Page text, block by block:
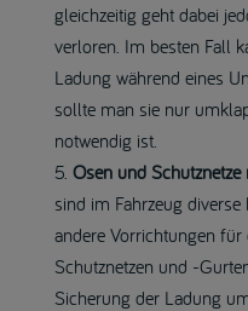
gleichzeitig geht dabei
verloren. Im besten Fall
Ladung während eines
sollte man sie nur
notwendig ist.
Ösen und Schutznetze
sind im Fahrzeug
andere Vorrichtungen
Schutznetzen und -
Sicherung der Ladung